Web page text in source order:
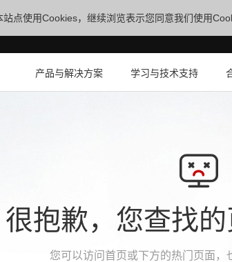
站点使用Cookies，继续浏览表示您同意我们使用
产品与解决方案 学习与技术支持
很抱歉，您查找
您可以访问 首页或下方的热门页面，